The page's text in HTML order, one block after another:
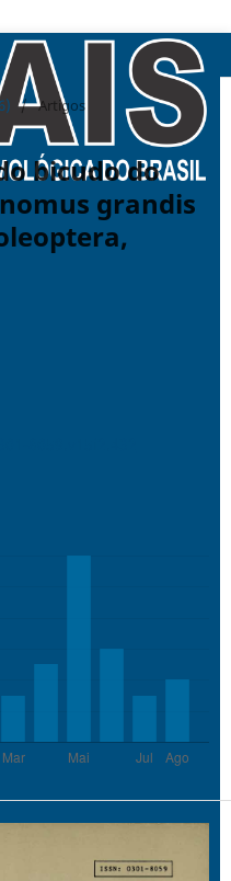
/ Artigos
bicudo do
grandis